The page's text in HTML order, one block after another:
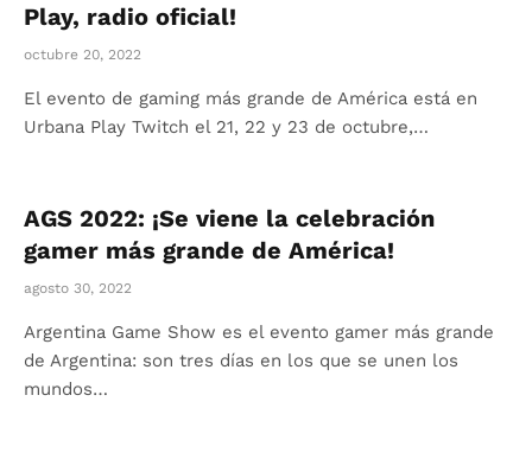
Play, radio oficial!
octubre 20, 2022
El evento de gaming más grande de América está en
Urbana Play Twitch el 21, 22 y 23 de octubre,…
AGS 2022: ¡Se viene la celebración
gamer más grande de América!
agosto 30, 2022
Argentina Game Show es el evento gamer más grande
de Argentina: son tres días en los que se unen los
mundos…